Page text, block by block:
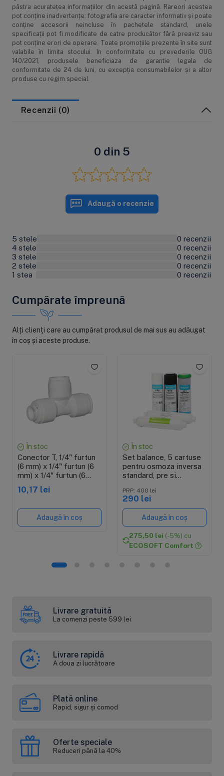
păstra acurateţea informaţiilor din acestă pagină. Rareori acestea
pot conţine inadvertenţe: fotografia are caracter informativ şi poate
conţine accesorii neincluse în pachetele standard, unele
specificaţii pot fi modificate de catre producător fără preaviz sau
pot conţine erori de operare. Toate promoţiile prezente în site sunt
valabile în limita stocului. In conformitate cu prevederile OUG
140/2021, produsele beneficiaza de garantie legala de
conformitate de 24 de luni, cu excepția consumabilelor și a altor
produse cu regim special.
Recenzii (0)
0 din 5
Adaugă o recenzie
5 stele
0 recenzii
4 stele
0 recenzii
3 stele
0 recenzii
2 stele
0 recenzii
1 stea
0 recenzii
Cumpărate împreună
Alți clienți care au cumpărat produsul de mai sus au adăugat
în coș și aceste produse.
În stoc
Conector T, 1/4" furtun
(6 mm) x 1/4" furtun (6
mm) x 1/4" furtun (6
mm), conectare cu mufa
rapida pentru furtun de
10,17 lei
Adaugă în coș
În stoc
Set balance, 5 cartuse
pentru osmoza inversa
standard, pre si
PRP: 400 lei
290 lei
Adaugă în coș
275,50 lei (-5%) cu
ECOSOFT Comfort
Livrare gratuită
La comenzi peste 599 lei
Livrare rapidă
A doua zi lucrătoare
Plată online
Rapid, sigur și comod
Oferte speciale
Reduceri până la 40%